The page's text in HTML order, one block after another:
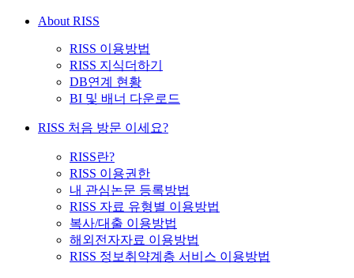
About RISS
RISS 이용방법
RISS 지식더하기
DB연계 현황
BI 및 배너 다운로드
RISS 처음 방문 이세요?
RISS란?
RISS 이용권한
내 관심논문 등록방법
RISS 자료 유형별 이용방법
복사/대출 이용방법
해외전자자료 이용방법
RISS 정보취약계층 서비스 이용방법